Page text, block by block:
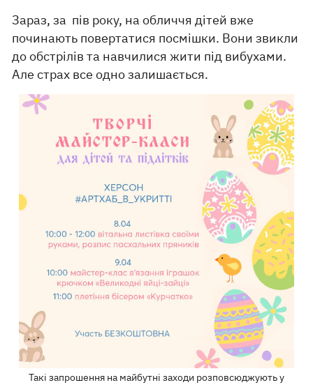
Зараз, за ​​ пів року, на обличчя дітей вже
починають повертатися посмішки. Вони звикли
до обстрілів та навчилися жити під вибухами.
Але страх все одно залишається.
Такі запрошення на майбутні заходи розповсюджують у